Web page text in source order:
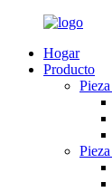
Hogar
Producto